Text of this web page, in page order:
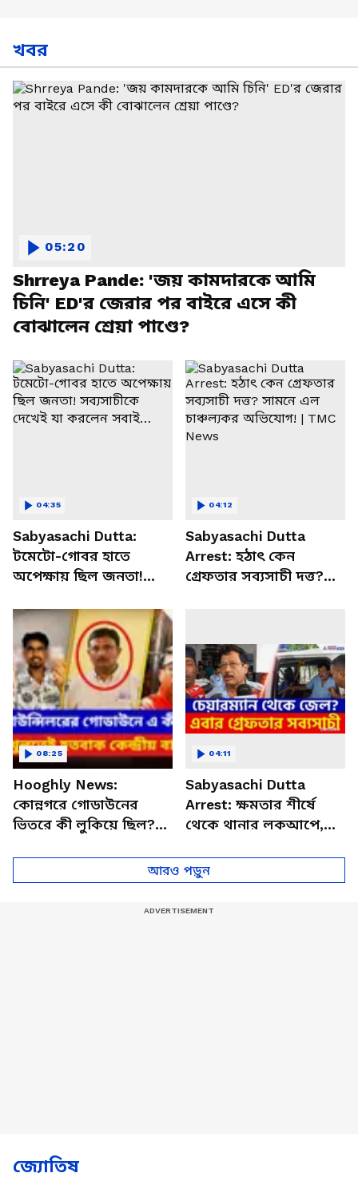
খবর
Shrreya Pande: 'জয় কামদারকে আমি
চিনি' ED'র জেরার পর বাইরে এসে কী
বোঝালেন শ্রেয়া পাণ্ডে?
05:20
Sabyasachi Dutta:
টমেটো-গোবর হাতে
অপেক্ষায় ছিল জনতা!
করলেন সবাই…
04:35
Sabyasachi Dutta
Arrest: হঠাৎ কেন
গ্রেফতার সব্যসাচী দত্ত?
04:12
Hooghly News:
কোন্নগরে গোডাউনের
ভিতরে কী লুকিয়ে ছিল?
বাহিনীরও!
08:25
Sabyasachi Dutta
Arrest: ক্ষমতার শীর্ষে
থেকে থানার লকআপে,
সব্যসাচী দত্ত! কী
অভিযোগ?
04:11
আরও পড়ুন
জ্যোতিষ